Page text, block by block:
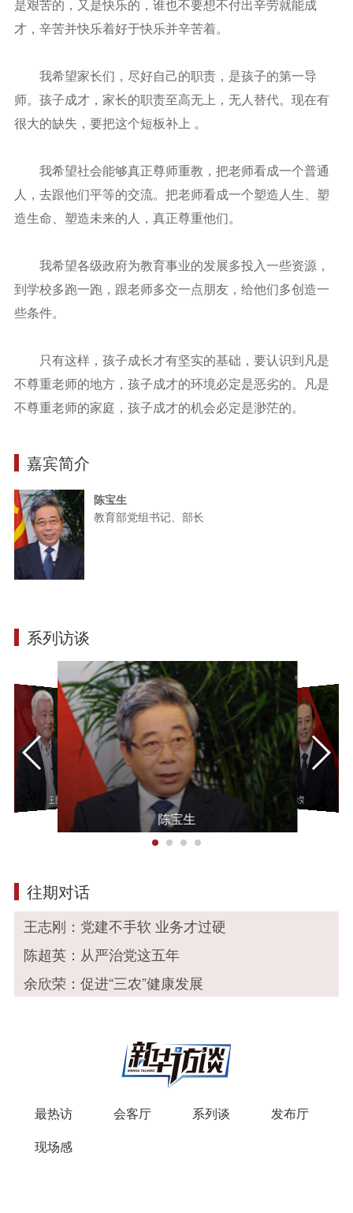
是艰苦的，又是快乐的，谁也不要想不付出辛劳就能成
才，辛苦并快乐着好于快乐并辛苦着。
我希望家长们，尽好自己的职责，是孩子的第一导
师。孩子成才，家长的职责至高无上，无人替代。现在有
很大的缺失，要把这个短板补上 。
我希望社会能够真正尊师重教，把老师看成一个普通
人，去跟他们平等的交流。把老师看成一个塑造人生、塑
造生命、塑造未来的人，真正尊重他们。
我希望各级政府为教育事业的发展多投入一些资源，
到学校多跑一跑，跟老师多交一点朋友，给他们多创造一
些条件。
只有这样，孩子成长才有坚实的基础，要认识到凡是
不尊重老师的地方，孩子成才的环境必定是恶劣的。凡是
不尊重老师的家庭，孩子成才的机会必定是渺茫的。
嘉宾简介
陈宝生
教育部党组书记、部长
系列访谈
王志刚
陈宝生
余欣荣
往期对话
王志刚：党建不手软 业务才过硬
陈超英：从严治党这五年
余欣荣：促进“三农”健康发展
最热访 会客厅 系列谈
发布厅
现场感